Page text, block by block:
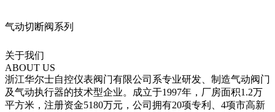
气动切断阀系列
关于我们
ABOUT US
浙江华尔士自控仪表阀门有限公司系专业研发、制造气动阀门
及气动执行器的技术型企业。成立于1997年，厂房面积1.2万
平方米，注册资金5180万元，公司拥有20项专利、4项市高新